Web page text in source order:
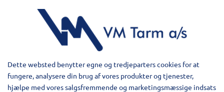
Beskrivelse
Vogelsang VX 136-140Q pumpe med en
ydelse på ca. 1500 l/min.
Dette websted benytter egne og tredjeparters cookies for at
fungere, analysere din brug af vores produkter og tjenester,
hjælpe med vores salgsfremmende og marketingsmæssige indsats